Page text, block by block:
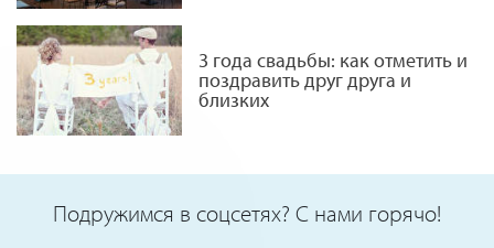
3 года свадьбы: как отметить и
поздравить друг друга и
близких
Подружимся в соцсетях? С нами горячо!